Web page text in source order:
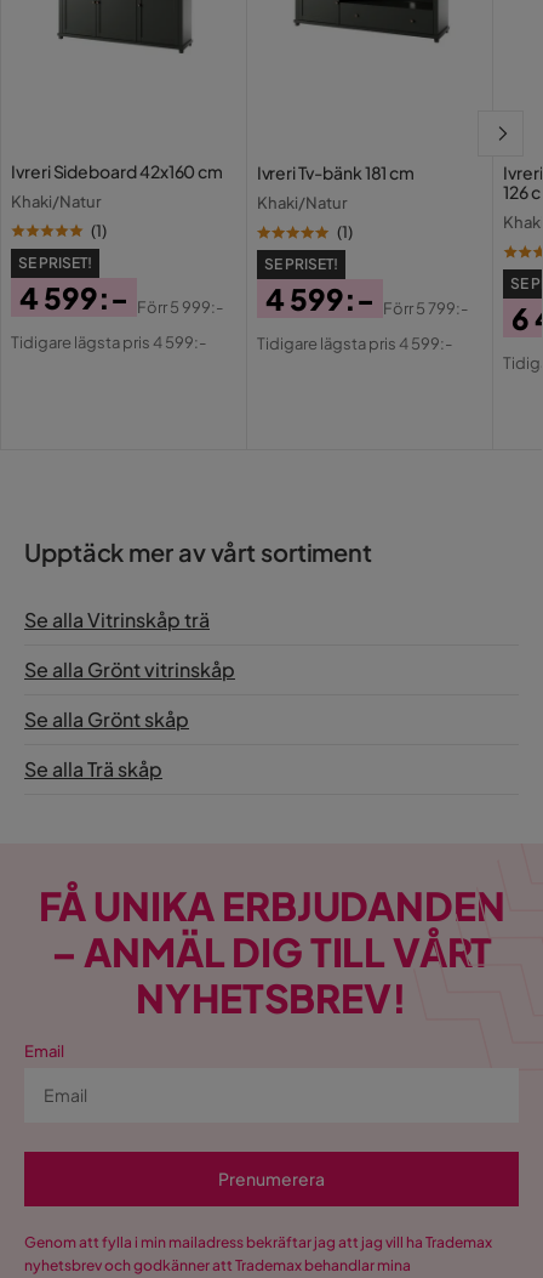
Ivreri Sideboard 42x160 cm
Khaki/Natur
(1)
SE PRISET!
Pris
4 599:-
Original
Förr5 999:-
Tidigare lägsta pris 4 599:-
Ivreri Tv-bänk 181 cm
Khaki/Natur
(1)
SE PRISET!
Pris
4 599:-
Original
Förr5 799:-
Tidigare lägsta pris 4 599:-
126
SE
6
Upptäck mer av vårt sortiment
Se alla Vitrinskåp trä
Se alla Grönt vitrinskåp
Se alla Grönt skåp
Se alla Trä skåp
FÅ UNIKA ERBJUDANDEN
– ANMÄL DIG TILL VÅRT
NYHETSBREV!
Email
Prenumerera
Genom att fylla i min mailadress bekräftar jag att jag vill ha Trademax
nyhetsbrev och godkänner att Trademax behandlar mina